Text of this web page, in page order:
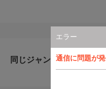
エラー
通信に問題が
同じジャンルのおすすめ